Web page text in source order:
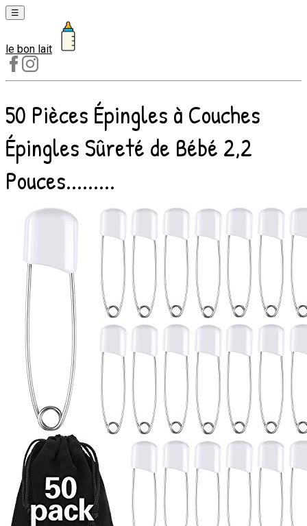
☰
Laits
1er
âge
Laits
2e
âge
de
le bon lait
50 Pièces Épingles à Couches
Épingles Sûreté de Bébé 2,2
Pouces.........